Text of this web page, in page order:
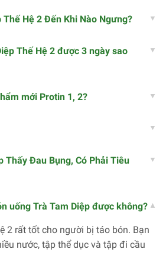
Thế Hệ 2 Đến Khi Nào Ngưng?
Thế Hệ 2 được 3 ngày sao
mới Protin 1, 2?
Thấy Đau Bụng, Có Phải Tiêu
uống Trà Tam Diệp được không?
2 rất tốt cho người bị táo bón. Bạn
nước, tập thể dục và tập đi cầu